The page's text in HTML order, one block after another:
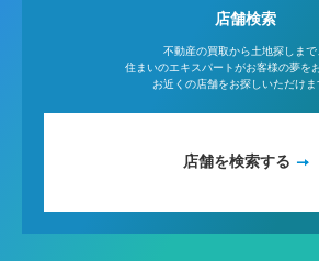
店舗検索
不動産の買取から土地探しまで
住まいのエキスパートがお客様の夢を
お近くの店舗をお探しいただけま
店舗を検索する